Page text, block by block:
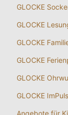
GLOCKE
GLOCKE
GLOCKE
GLOCKE
GLOCKE
GLOCKE ImPuls
Angebote für